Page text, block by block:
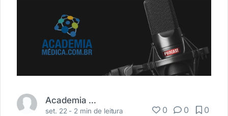
Academia Médica
set. 22 - 2 min de leitura 0 0 0